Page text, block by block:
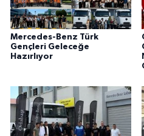
Mercedes-Benz Türk
Gençleri Geleceğe
Hazırlıyor